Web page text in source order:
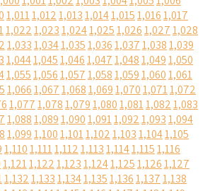
1,0111,0121,0131,0141,0151,0161,017
1,0221,0231,0241,0251,0261,0271,028
1,0331,0341,0351,0361,0371,0381,039
1,0441,0451,0461,0471,0481,0491,050
1,0551,0561,0571,0581,0591,0601,061
1,0661,0671,0681,0691,0701,0711,072
1,0771,0781,0791,0801,0811,0821,083
1,0881,0891,0901,0911,0921,0931,094
1,0991,1001,1011,1021,1031,1041,105
1,1101,1111,1121,1131,1141,1151,116
1,1211,1221,1231,1241,1251,1261,127
1,1321,1331,1341,1351,1361,1371,138